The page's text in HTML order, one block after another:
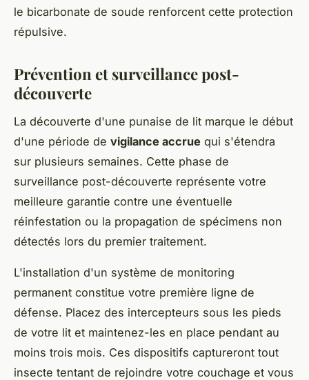
le bicarbonate de soude renforcent cette protection
répulsive.
Prévention et surveillance post-
découverte
La découverte d'une punaise de lit marque le début
d'une période de vigilance accrue qui s'étendra
sur plusieurs semaines. Cette phase de
surveillance post-découverte représente votre
meilleure garantie contre une éventuelle
réinfestation ou la propagation de spécimens non
détectés lors du premier traitement.
L'installation d'un système de monitoring
permanent constitue votre première ligne de
défense. Placez des intercepteurs sous les pieds
de votre lit et maintenez-les en place pendant au
moins trois mois. Ces dispositifs captureront tout
insecte tentant de rejoindre votre couchage et vous